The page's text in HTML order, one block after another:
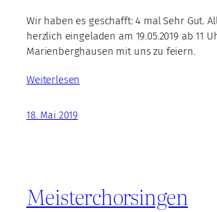
Wir haben es geschafft: 4 mal Sehr Gut.
herzlich eingeladen am 19.05.2019 ab 11
Marienberghausen mit uns zu feiern.
Weiterlesen
18. Mai 2019
Meisterchorsingen